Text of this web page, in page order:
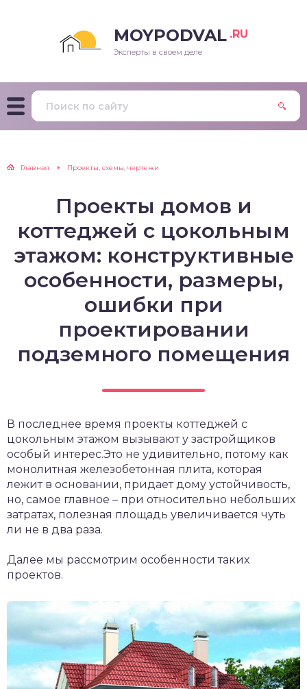
MOYPODVAL .RU
Эксперты в своем деле
Главная Проекты, схемы, чертежи
Проекты домов и
коттеджей с цокольным
этажом: конструктивные
особенности, размеры,
ошибки при
проектировании
подземного помещения
В последнее время проекты коттеджей с
цокольным этажом вызывают у застройщиков
особый интерес.Это не удивительно, потому как
монолитная железобетонная плита, которая
лежит в основании, придает дому устойчивость,
но, самое главное – при относительно небольших
затратах, полезная площадь увеличивается чуть
ли не в два раза.
Далее мы рассмотрим особенности таких
проектов.